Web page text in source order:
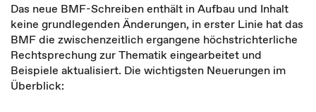
Das neue BMF-Schreiben enthält in Aufbau und Inhalt
keine grundlegenden Änderungen, in erster Linie hat das
BMF die zwischenzeitlich ergangene höchstrichterliche
Rechtsprechung zur Thematik eingearbeitet und
Beispiele aktualisiert. Die wichtigsten Neuerungen im
Überblick: